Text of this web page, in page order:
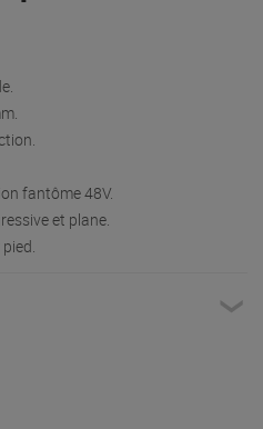
fantôme 48V.
et plane.